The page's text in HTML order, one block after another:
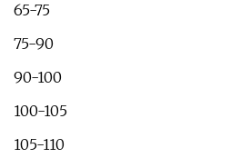
65-75
75-90
90-100
100-105
105-110